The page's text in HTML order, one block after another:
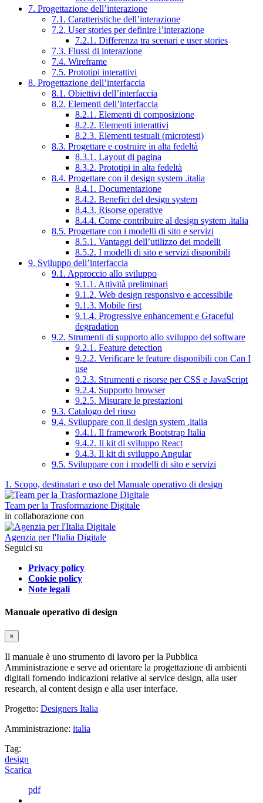
7. Progettazione dell’interazione
7.1. Caratteristiche dell’interazione
7.2. User stories per definire l’interazione
7.2.1. Differenza tra scenari e user stories
7.3. Flussi di interazione
7.4. Wireframe
7.5. Prototipi interattivi
8. Progettazione dell’interfaccia
8.1. Obiettivi dell’interfaccia
8.2. Elementi dell’interfaccia
8.2.1. Elementi di composizione
8.2.2. Elementi interattivi
8.2.3. Elementi testuali (microtesti)
8.3. Progettare e costruire in alta fedeltà
8.3.1. Layout di pagina
8.3.2. Prototipi in alta fedeltà
8.4. Progettare con il design system .italia
8.4.1. Documentazione
8.4.2. Benefici del design system
8.4.3. Risorse operative
8.4.4. Come contribuire al design system .italia
8.5. Progettare con i modelli di sito e servizi
8.5.1. Vantaggi dell’utilizzo dei modelli
8.5.2. I modelli di sito e servizi disponibili
9. Sviluppo dell’interfaccia
9.1. Approccio allo sviluppo
9.1.1. Attività preliminari
9.1.2. Web design responsivo e accessibile
9.1.3. Mobile first
9.1.4. Progressive enhancement e Graceful
degradation
9.2. Strumenti di supporto allo sviluppo del software
9.2.1. Feature detection
9.2.2. Verificare le feature disponibili con Can I
use
9.2.3. Strumenti e risorse per CSS e JavaScript
9.2.4. Supporto browser
9.2.5. Misurare le prestazioni
9.3. Catalogo del riuso
9.4. Sviluppare con il design system .italia
9.4.1. Il framework Bootstrap Italia
9.4.2. Il kit di sviluppo React
9.4.3. Il kit di sviluppo Angular
9.5. Sviluppare con i modelli di sito e servizi
1. Scopo, destinatari e uso del Manuale operativo di design
Team per la Trasformazione Digitale
in collaborazione con
Agenzia per l'Italia Digitale
Seguici su
Privacy policy
Cookie policy
Note legali
Manuale operativo di design
×
Il manuale è uno strumento di lavoro per la Pubblica
Amministrazione e serve ad orientare la progettazione di ambienti
digitali fornendo indicazioni relative al service design, alla user
research, al content design e alla user interface.
Progetto: Designers Italia
Amministrazione: italia
Tag:
design
Scarica
pdf